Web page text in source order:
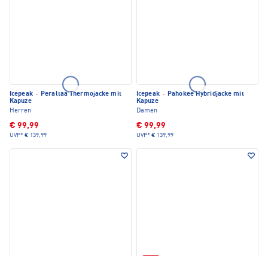
Icepeak · Peraltaa Thermojacke mit
Kapuze
Herren
€ 99,99
UVP* € 139,99
Icepeak · Pahokee Hybridjacke mit
Kapuze
Damen
€ 99,99
UVP* € 139,99